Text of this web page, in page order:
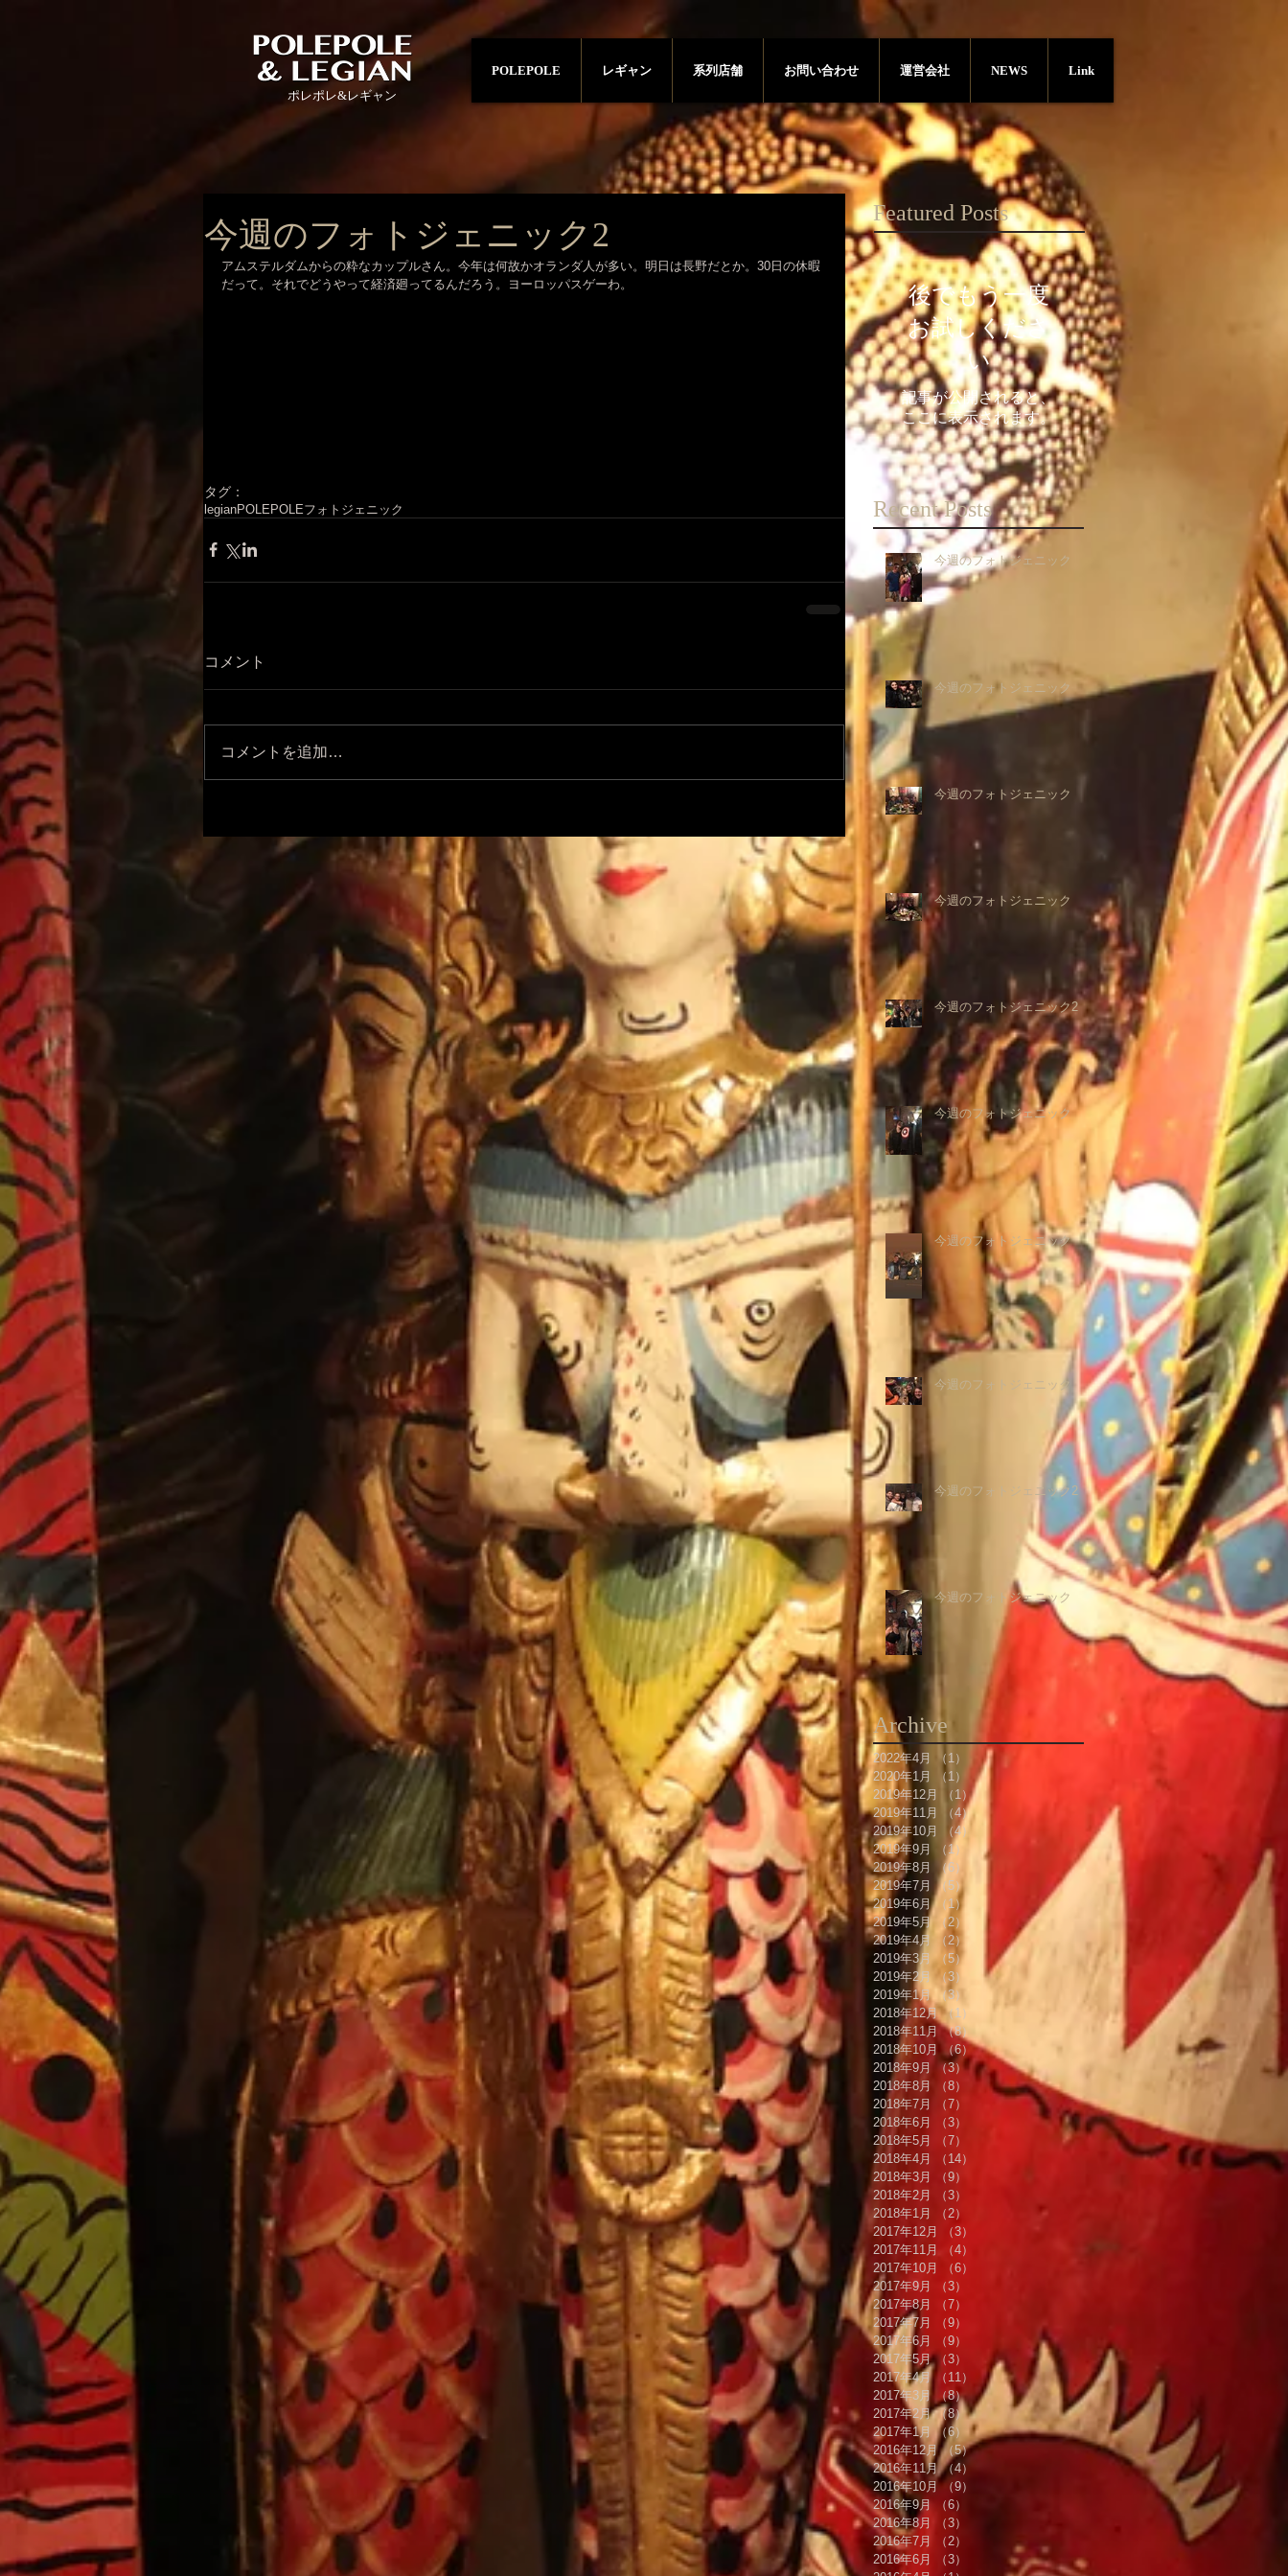
ポレポレ&レギャン
今週のフォトジェニック2
アムステルダムからの粋なカップルさん。今年は何故かオランダ人が多い。明日は長野だとか。30日の休暇
だって。それでどうやって経済廻ってるんだろう。ヨーロッパスゲーわ。
タグ：
legianPOLEPOLEフォトジェニック
コメント
コメントを追加…
Featured Posts
後でもう一度
お試しくださ
い
記事が公開されると、
ここに表示されます。
Recent Posts
今週のフォトジェニック
今週のフォトジェニック
今週のフォトジェニック
今週のフォトジェニック
今週のフォトジェニック2
今週のフォトジェニック
今週のフォトジェニック
今週のフォトジェニック
今週のフォトジェニック2
今週のフォトジェニック
Archive
2022年4月 （1）
1件の記事
2020年1月
（1）
1件の記事
2019年12月
（1）1件の記事
2019年11月
（4）4件の記事
2019年10月
（4）
2019年9月
（1）
1件の記事
2019年8月
（6）
2019年7月 （5）
2019年6月
（1）
2019年5月
（2）
2件の記事
2019年4月
（2）
2件の記事
2019年3月 （5）
5件の記事
2019年2月
（3）
3件の記事
2019年1月
（3）
3件の記事
2018年12月 （1）
1件の記事
2018年11月 （8）
2018年10月
（6）6件の記事
2018年9月
（3）3件の記事
2018年8月
（8）
8件の記事
2018年7月
（7）
7件の記事
2018年6月
（3）
2018年5月
（7）
2018年4月
（14）
2018年3月
（9）
2018年2月
（3）
2018年1月
（2）
2017年12月
（3）
2017年11月
（4）
2017年10月
（6）
2017年9月
（3）
2017年8月
（7）
2017年7月
（9）
2017年6月
（9）
2017年5月 （3）
3件の記事
2017年4月 （11）
11件の記事
2017年3月
（8）8件の記事
2017年2月 （8）8件の記事
2017年1月 （6）
6件の記事
2016年12月 （5）5件の記事
2016年11月 （4）
2016年10月 （9）
2016年9月
（6）
2016年8月
（3）
2016年7月
（2）
2件の記事
2016年6月
（3）
3件の記事
POLEPOLE レギャン 系列店舗 お問い合わせ 運営会社 NEWS Link